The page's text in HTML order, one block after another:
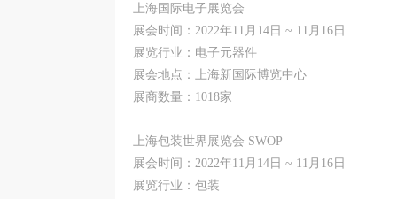
上海国际电子展览会
展会时间：2022年11月14日 ~ 11月16日
展览行业：电子元器件
展会地点：上海新国际博览中心
展商数量：1018家
上海包装世界展览会 SWOP
展会时间：2022年11月14日 ~ 11月16日
展览行业：包装